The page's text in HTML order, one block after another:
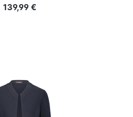
Regulärer Preis:
139,99 €